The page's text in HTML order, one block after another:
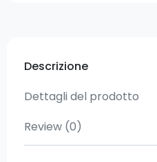
Descrizione
Dettagli del prodotto
Review (0)